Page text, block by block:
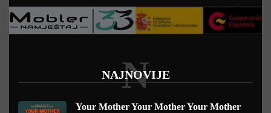
NAJNOVIJE
N
Your Mother Your Mother Your Mother